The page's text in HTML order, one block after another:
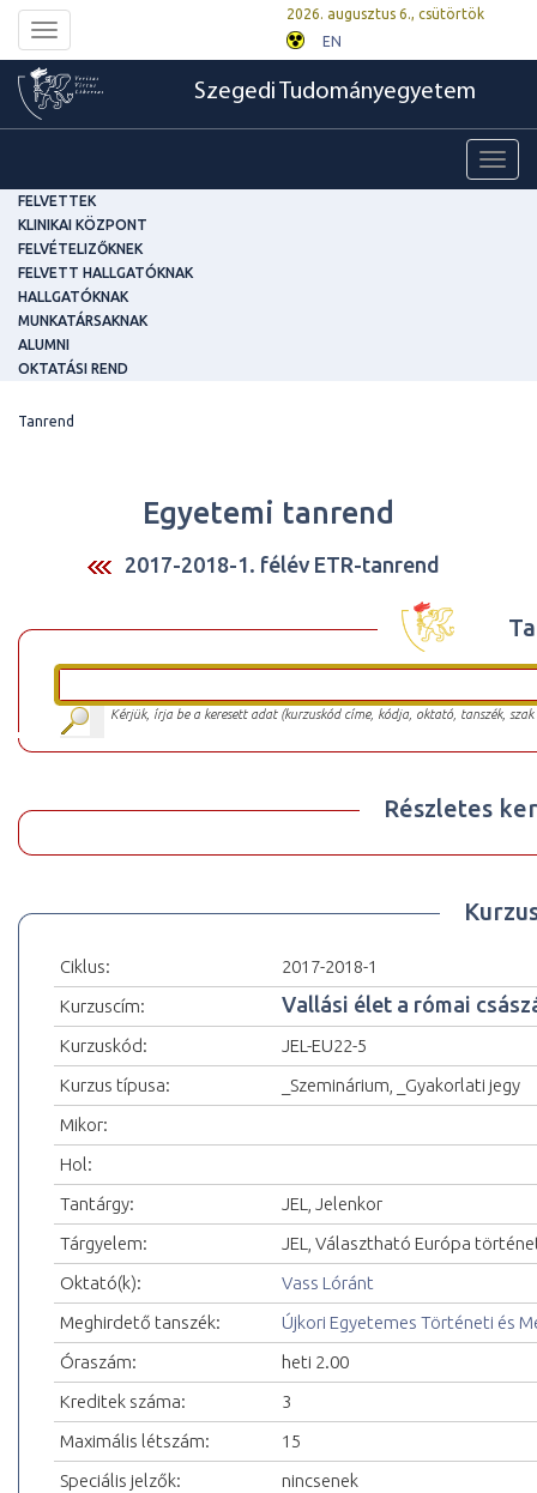
Toggle
navigation
2026. augusztus 6., csütörtök
EN
Szegedi Tudományegyetem
FELVETTEK
KLINIKAI KÖZPONT
FELVÉTELIZŐKNEK
FELVETT HALLGATÓKNAK
HALLGATÓKNAK
MUNKATÁRSAKNAK
ALUMNI
OKTATÁSI REND
Tanrend
Egyetemi tanrend
2017-2018-1. félév ETR-tanrend
Kérjük, írja be a keresett adat (kurzuskód címe, kódja, oktató, tanszék,
Részletes
Ciklus:
2017-2018-1
Kurzuscím:
Vallási élet a római
Kurzuskód:
JEL-EU22-5
Kurzus típusa:
_Szeminárium, _Gyakorlati jegy
Mikor:
Hol:
Tantárgy:
JEL, Jelenkor
Tárgyelem:
JEL, Választható Európa
Oktató(k):
Vass Lóránt
Meghirdető tanszék:
Újkori Egyetemes Történeti és
Óraszám:
heti 2.00
Kreditek száma:
3
Maximális létszám:
15
Speciális jelzők:
nincsenek